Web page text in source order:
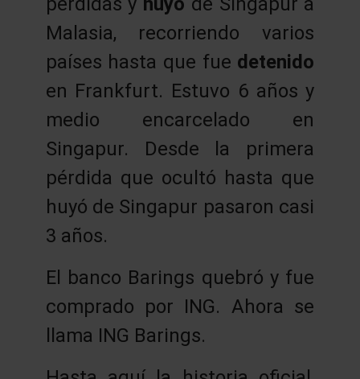
Malasia, recorriendo varios
países hasta que fue detenido
en Frankfurt. Estuvo 6 años y
medio encarcelado en
Singapur. Desde la primera
pérdida que ocultó hasta que
huyó de Singapur pasaron casi
3 años.
El banco Barings quebró y fue
comprado por ING. Ahora se
llama ING Barings.